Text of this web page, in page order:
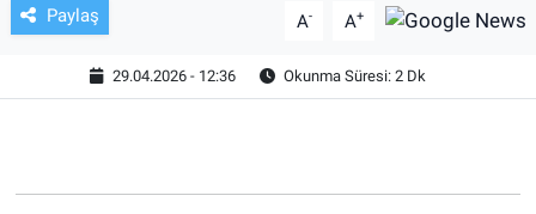
Paylaş A- A+
29.04.2026 - 12:36 Okunma Süresi: 2 Dk
KÜLTÜR SANAT
ASAYİŞ
EĞİTİM